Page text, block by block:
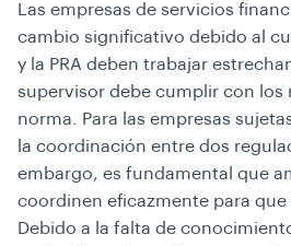
Las empresas de servicios
cambio significativo debido al
y la PRA deben trabajar
supervisor debe cumplir con los
norma. Para las empresas
la coordinación entre dos
embargo, es fundamental que
coordinen eficazmente para que
Debido a la falta de